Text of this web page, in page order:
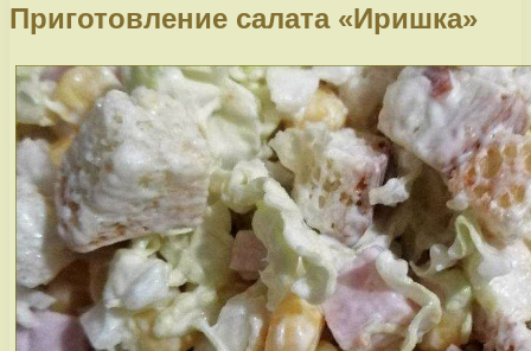
Приготовление салата «Иришка»